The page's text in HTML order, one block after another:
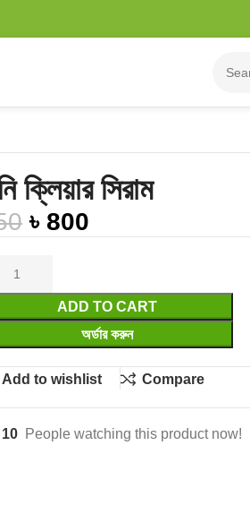
ক্লিয়ার সিরাম
৳ 800
ADD TO CART
অর্ডার করুন
Add to wishlist Compare
10 People watching this product now!